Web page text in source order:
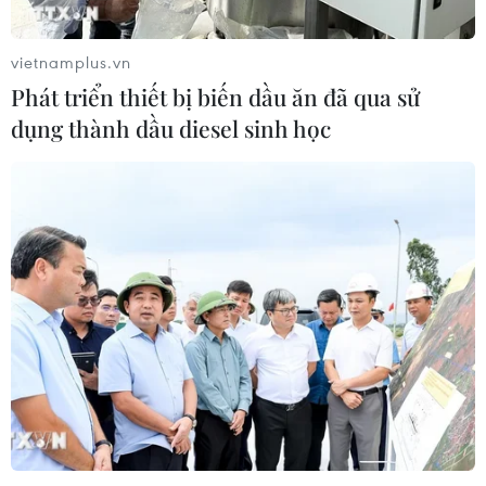
thật và diễn ngôn
01/02/2021 03:51
Tổng thống đắc cử Mỹ đã đưa ra hứa hẹn rằng ông sẽ
quay lại thỏa thuận hạt nhân Iran với điều kiện Tehran
quay trở lại tuân thủ các quy định. Về vấn đề này, có
một số yếu tố cần được chú ý.
vietnamplus.vn
Phát triển thiết bị biến dầu ăn đã qua sử
dụng thành dầu diesel sinh học